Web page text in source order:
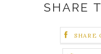
SHARE
SHARE